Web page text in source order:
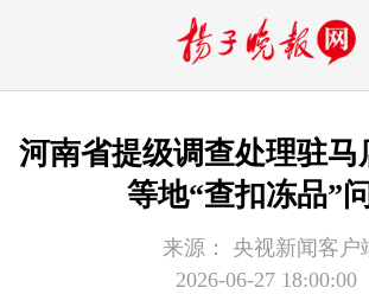
河南省提级调查处理驻马
等地“查扣冻品”
来源：
央视新闻客户
2026-06-27 18:00:00